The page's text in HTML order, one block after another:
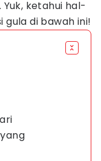
ketahui hal-
di bawah ini!